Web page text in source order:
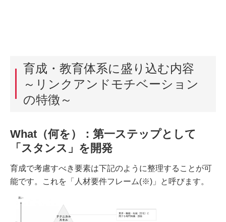
育成・教育体系に盛り込む内容
～リンクアンドモチベーション
の特徴～
What（何を）：第一ステップとして
「スタンス」を開発
育成で考慮すべき要素は下記のように整理することが可
能です。これを「人材要件フレーム(※)」と呼びます。